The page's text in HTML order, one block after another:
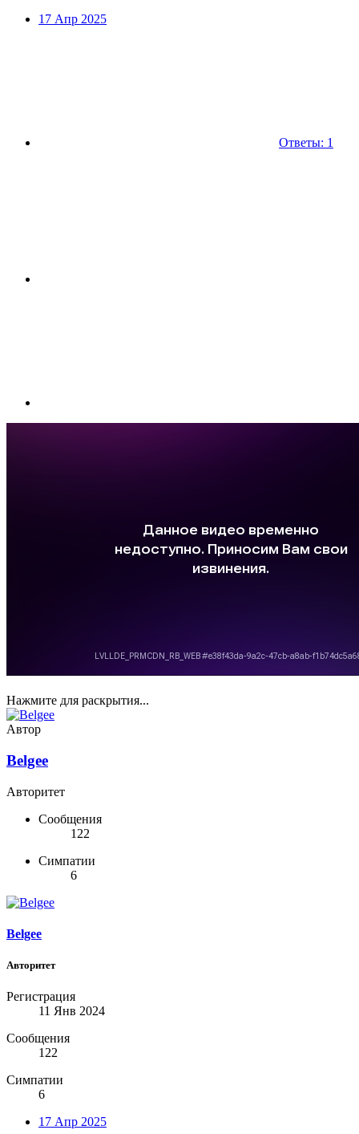
17 Апр 2025
Ответы: 1
Нажмите для раскрытия...
Автор
Belgee
Авторитет
Сообщения
122
Симпатии
6
Belgee
Авторитет
Регистрация
11 Янв 2024
Сообщения
122
Симпатии
6
17 Апр 2025